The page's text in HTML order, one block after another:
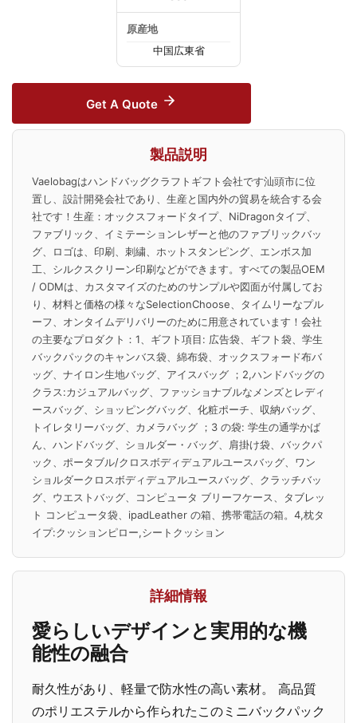
原産地
中国広東省
Get A Quote
製品説明
Vaelobagはハンドバッグクラフトギフト会社です汕頭市に位
置し、設計開発会社であり、生産と国内外の貿易を統合する会
社です！生産：オックスフォードタイプ、NiDragonタイプ、
ファブリック、イミテーションレザーと他のファブリックバッ
グ、ロゴは、印刷、刺繍、ホットスタンピング、エンボス加
工、シルクスクリーン印刷などができます。すべての製品OEM
/ ODMは、カスタマイズのためのサンプルや図面が付属してお
り、材料と価格の様々なSelectionChoose、タイムリーなプル
ーフ、オンタイムデリバリーのために用意されています！会社
の主要なプロダクト：1、ギフト項目: 広告袋、ギフト袋、学生
バックパックのキャンバス袋、綿布袋、オックスフォード布バ
ッグ、ナイロン生地バッグ、アイスバッグ ；2,ハンドバッグの
クラス:カジュアルバッグ、ファッショナブルなメンズとレディ
ースバッグ、ショッピングバッグ、化粧ポーチ、収納バッグ、
トイレタリーバッグ、カメラバッグ ；3 の袋: 学生の通学かば
ん、ハンドバッグ、ショルダー・バッグ、肩掛け袋、バックパ
ック、ポータブル/クロスボディデュアルユースバッグ、ワン
ショルダークロスボディデュアルユースバッグ、クラッチバッ
グ、ウエストバッグ、コンピュータ ブリーフケース、タブレッ
ト コンピュータ袋、ipadLeather の箱、携帯電話の箱。4,枕タ
イプ:クッションピロー,シートクッション
詳細情報
愛らしいデザインと実用的な機
能性の融合
耐久性があり、軽量で防水性の高い素材。 高品質
のポリエステルから作られたこのミニバックパック